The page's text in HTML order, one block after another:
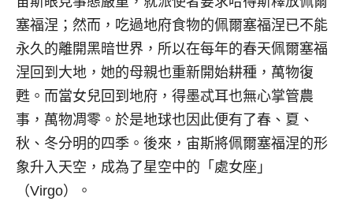
塞福涅；然而，吃過地府食物的佩爾塞福涅已不能
永久的離開黑暗世界，所以在每年的春天佩爾塞福
涅回到大地，她的母親也重新開始耕種，萬物復
甦。而當女兒回到地府，得墨忒耳也無心掌管農
事，萬物凋零。於是地球也因此便有了春、夏、
秋、冬分明的四季。後來，宙斯將佩爾塞福涅的形
象升入天空，成為了星空中的「處女座」
（Virgo）。